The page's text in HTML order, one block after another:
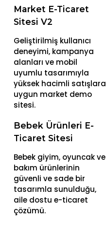
Market E-Ticaret
Sitesi V2
Geliştirilmiş kullanıcı
deneyimi, kampanya
alanları ve mobil
uyumlu tasarımıyla
yüksek hacimli satışlara
uygun market demo
sitesi.
Bebek Ürünleri E-
Ticaret Sitesi
Bebek giyim, oyuncak ve
bakım ürünlerinin
güvenli ve sade bir
tasarımla sunulduğu,
aile dostu e-ticaret
çözümü.